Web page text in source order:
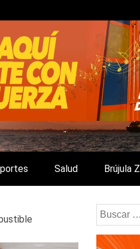
Salud Brújula Z
Buscar: